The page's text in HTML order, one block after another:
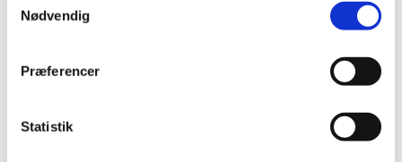
Nødvendig
Præferencer
Statistik
videre til den fase, hvor designet udvikles med
fokus på at sikre, at løsningen harmonerer med
kundens brandidentitet og designrammer. I denne
del af processen sker der en finpudsning af alle
designelementer, hvor vi arbejder i dybden med
detaljer for at sikre et perfekt slutresultat.